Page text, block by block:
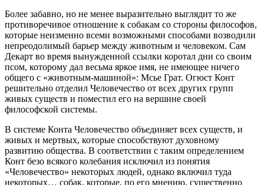
Более забавно, но не менее выразительно выглядит то же
противоречивое отношение к собакам со стороны философов,
которые неизменно всеми возможными способами возводили
непреодолимый барьер между животным и человеком. Сам
Декарт во время вынужденной ссылки коротал дни со своим
псом, которому дал весьма яркое имя, не имеющее ничего
общего с «животным-машиной»: Мсье Грат. Огюст Конт
решительно отделил Человечество от всех других групп
живых существ и поместил его на вершине своей
философской системы.
В системе Конта Человечество объединяет всех существ, и
живых и мертвых, которые способствуют духовному
развитию общества. В соответствии с таким определением
Конт безо всякого колебания исключил из понятия
«Человечество» некоторых людей, однако включил туда
некоторых… собак, которые, по его мнению, существенно